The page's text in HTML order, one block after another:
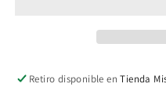
Retiro disponible enTienda